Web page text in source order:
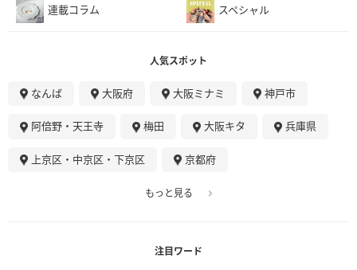
連載コラム スペシャル
人気スポット
なんば 大阪府 大阪ミナミ 神戸市
阿倍野・天王寺 梅田 大阪キタ 兵庫県
上京区・中京区・下京区 京都府
もっと見る
注目ワード